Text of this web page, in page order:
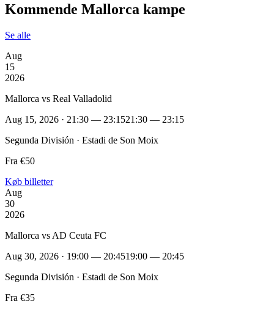
Kommende Mallorca kampe
Se alle
Aug
15
2026
Mallorca vs Real Valladolid
Aug 15, 2026 · 21:30 — 23:1521:30 — 23:15
Segunda División · Estadi de Son Moix
Fra €50
Køb billetter
Aug
30
2026
Mallorca vs AD Ceuta FC
Aug 30, 2026 · 19:00 — 20:4519:00 — 20:45
Segunda División · Estadi de Son Moix
Fra €35